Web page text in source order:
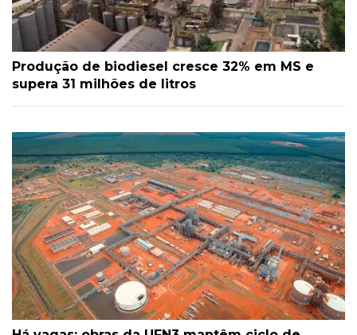
Produção de biodiesel cresce 32% em MS e
supera 31 milhões de litros